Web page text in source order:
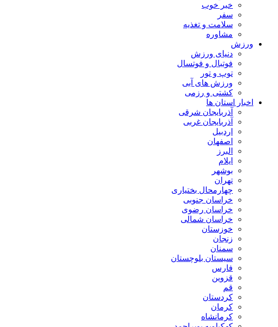
خبر خوب
سفر
سلامت و تغذیه
مشاوره
ورزش
دنیای ورزش
فوتبال و فوتسال
توپ و تور
ورزش های آبی
کشتی و رزمی
اخبار استان ها
آذربایجان شرقی
آذربایجان غربی
اردبیل
اصفهان
البرز
ایلام
بوشهر
تهران
چهارمحال بختیاری
خراسان جنوبی
خراسان رضوی
خراسان شمالی
خوزستان
زنجان
سمنان
سیستان بلوچستان
فارس
قزوین
قم
کردستان
کرمان
کرمانشاه